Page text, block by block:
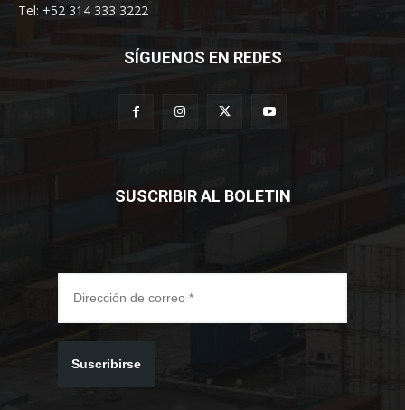
Tel: +52 314 333 3222
SÍGUENOS EN REDES
SUSCRIBIR AL BOLETIN
Suscribirse